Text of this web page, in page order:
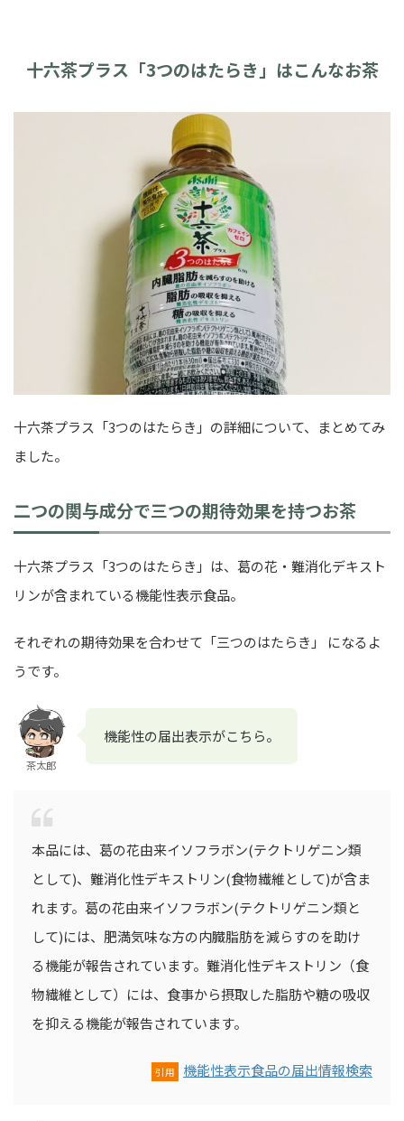
十六茶プラス「3つのはたらき」はこんなお茶
十六茶プラス「3つのはたらき」の詳細について、まとめてみ
ました。
二つの関与成分で三つの期待効果を持つお茶
十六茶プラス「3つのはたらき」は、葛の花・難消化デキスト
リンが含まれている機能性表示食品。
それぞれの期待効果を合わせて「三つのはたらき」 になるよ
うです。
茶太郎
機能性の届出表示がこちら。
本品には、葛の花由来イソフラボン(テクトリゲニン類
として)、難消化性デキストリン(食物繊維として)が含ま
れます。葛の花由来イソフラボン(テクトリゲニン類と
して)には、肥満気味な方の内臓脂肪を減らすのを助け
る機能が報告されています。難消化性デキストリン（食
物繊維として）には、食事から摂取した脂肪や糖の吸収
を抑える機能が報告されています。
引用 機能性表示食品の届出情報検索